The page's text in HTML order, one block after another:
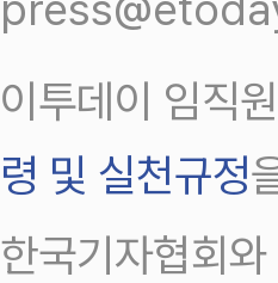
이투데이 임직
령 및 실천규정
한국기자협회